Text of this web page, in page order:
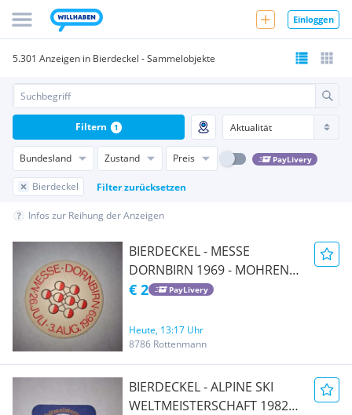
Einloggen
5.301 Anzeigen in Bierdeckel - Sammelobjekte
Bundesland Zustand Preis PayLivery
Bierdeckel Filter zurücksetzen
Filtern 1
Infos zur Reihung der Anzeigen
BIERDECKEL - MESSE
DORNBIRN 1969 - MOHREN
BRÄU
€ 2 PayLivery
Heute, 13:17 Uhr
8786 Rottenmann
BIERDECKEL - ALPINE SKI
WELTMEISTERSCHAFT 1982